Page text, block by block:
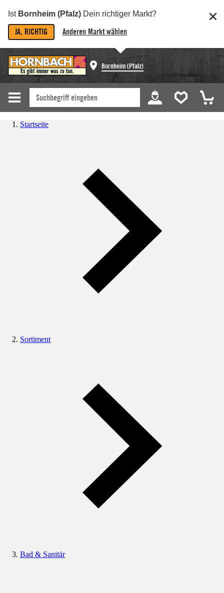
Ist Bornheim (Pfalz) Dein richtiger Markt?
JA, RICHTIG Anderen Markt wählen
Bornheim (Pfalz)
Startseite
Sortiment
Bad & Sanitär